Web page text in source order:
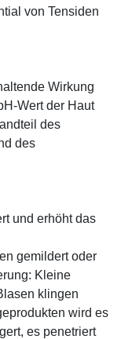
von Tensiden
Wirkung
Wert der Haut
des
des
und erhöht das
gemildert oder
Kleine
klingen
wird es
es penetriert